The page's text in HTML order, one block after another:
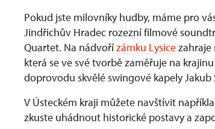
Pokud jste milovníky hudby, máme pro
Jindřichův Hradec rozezní filmové
Quartet. Na nádvořízámku Lysicezahraje
která se ve své tvorbě zaměřuje na
doprovodu skvělé swingové kapely Jakub
V Ústeckém kraji můžete navštívit
zkuste uhádnout historické postavy a